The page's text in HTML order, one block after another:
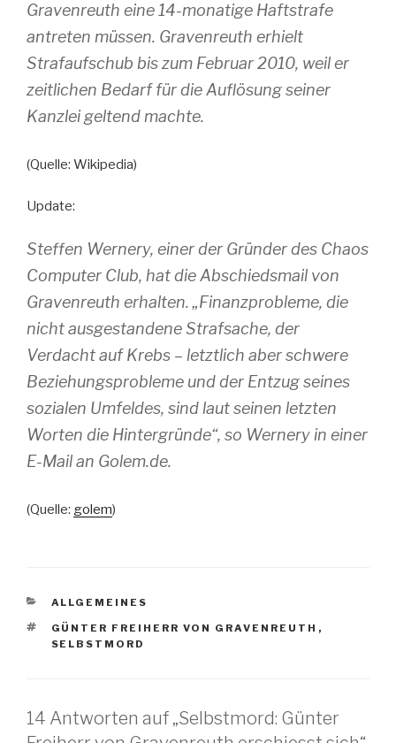
Gravenreuth eine 14-monatige Haftstrafe
antreten müssen. Gravenreuth erhielt
Strafaufschub bis zum Februar 2010, weil er
zeitlichen Bedarf für die Auflösung seiner
Kanzlei geltend machte.
(Quelle: Wikipedia)
Update:
Steffen Wernery, einer der Gründer des Chaos
Computer Club, hat die Abschiedsmail von
Gravenreuth erhalten. „Finanzprobleme, die
nicht ausgestandene Strafsache, der
Verdacht auf Krebs – letztlich aber schwere
Beziehungsprobleme und der Entzug seines
sozialen Umfeldes, sind laut seinen letzten
Worten die Hintergründe“, so Wernery in einer
E-Mail an Golem.de.
(Quelle: golem)
KATEGORIEN
ALLGEMEINES
SCHLAGWÖRTER
GÜNTER FREIHERR VON GRAVENREUTH ,
SELBSTMORD
14 Antworten auf „Selbstmord: Günter